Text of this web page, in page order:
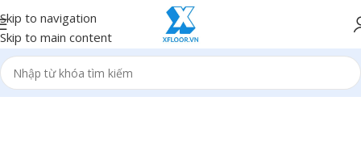
Skip to navigation
Skip to main content